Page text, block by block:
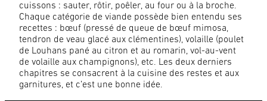
cuissons : sauter, rôtir, poêler, au four ou à la broche.
Chaque catégorie de viande possède bien entendu ses
recettes : bœuf (pressé de queue de bœuf mimosa,
tendron de veau glacé aux clémentines), volaille (poulet
de Louhans pané au citron et au romarin, vol-au-vent
de volaille aux champignons), etc. Les deux derniers
chapitres se consacrent à la cuisine des restes et aux
garnitures, et c’est une bonne idée.